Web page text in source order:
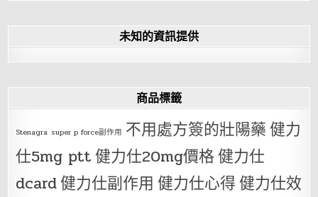
未知的資訊提供
商品標籤
Stenagra super p force副作用 不用處方簽的壯陽藥健力
仕5mg ptt健力仕20mg價格健力仕
dcard健力仕副作用 健力仕心得健力仕效